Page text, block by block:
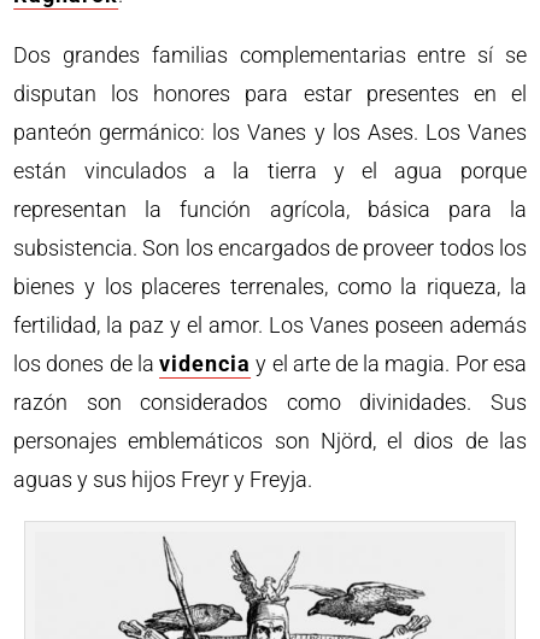
Dos grandes familias complementarias entre sí se
disputan los honores para estar presentes en el
panteón germánico: los Vanes y los Ases. Los Vanes
están vinculados a la tierra y el agua porque
representan la función agrícola, básica para la
subsistencia. Son los encargados de proveer todos los
bienes y los placeres terrenales, como la riqueza, la
fertilidad, la paz y el amor. Los Vanes poseen además
los dones de lavidencia y el arte de la magia. Por esa
razón son considerados como divinidades. Sus
personajes emblemáticos son Njörd, el dios de las
aguas y sus hijos Freyr y Freyja.